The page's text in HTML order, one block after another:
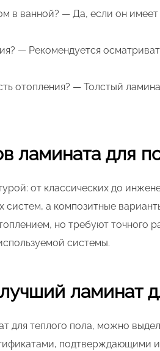
в ванной? — Да, если он
— Рекомендуется
отопления? — Толстый
ламината для
от классических до
систем, а композитные
но требуют точного
системы.
ламинат
для теплого пола, можно
подтверждающими